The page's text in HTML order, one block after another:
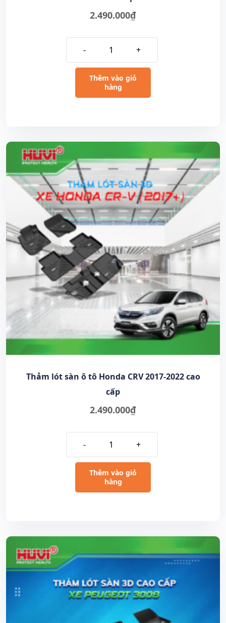
2.490.000₫
- +
Thêm vào giỏ
hàng
Thảm lót sàn ô tô Honda CRV 2017-2022 cao
cấp
2.490.000₫
- +
Thêm vào giỏ
hàng